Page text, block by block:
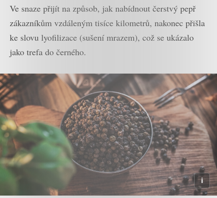
Ve snaze přijít na způsob, jak nabídnout čerstvý pepř
zákazníkům vzdáleným tisíce kilometrů, nakonec přišla
ke slovu lyofilizace (sušení mrazem), což se ukázalo
jako trefa do černého.